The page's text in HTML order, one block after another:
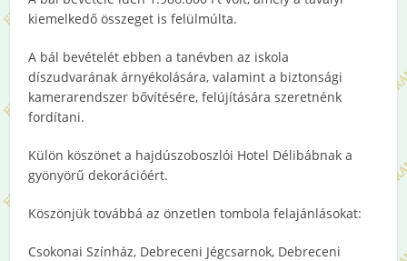
kiemelkedő összeget is felülmúlta.
A bál bevételét ebben a tanévben az iskola
díszudvarának árnyékolására, valamint a biztonsági
kamerarendszer bővítésére, felújítására szeretnénk
fordítani.
Külön köszönet a hajdúszoboszlói Hotel Délibábnak a
gyönyörű dekorációért.
Köszönjük továbbá az önzetlen tombola felajánlásokat:
Csokonai Színház, Debreceni Jégcsarnok, Debreceni